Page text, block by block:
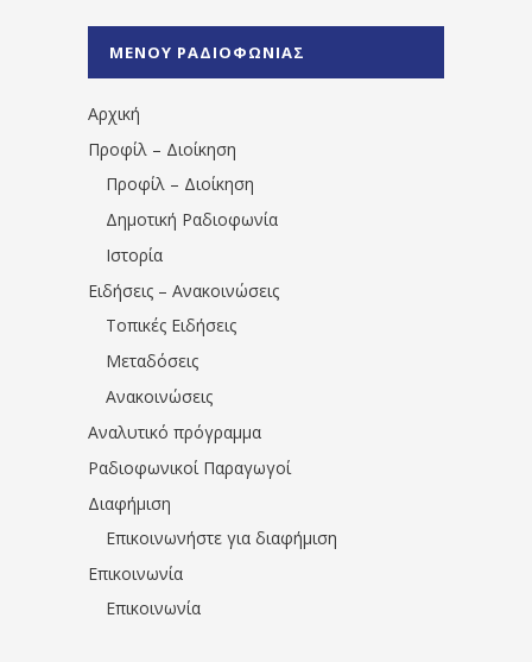
1531194763766854/" artist="" ]
ΜΕΝΟΥ ΡΑΔΙΟΦΩΝΙΑΣ
Αρχική
Προφίλ – Διοίκηση
Προφίλ – Διοίκηση
Δημοτική Ραδιοφωνία
Ιστορία
Ειδήσεις – Ανακοινώσεις
Τοπικές Ειδήσεις
Μεταδόσεις
Ανακοινώσεις
Αναλυτικό πρόγραμμα
Ραδιοφωνικοί Παραγωγοί
Διαφήμιση
Επικοινωνήστε για διαφήμιση
Επικοινωνία
Επικοινωνία